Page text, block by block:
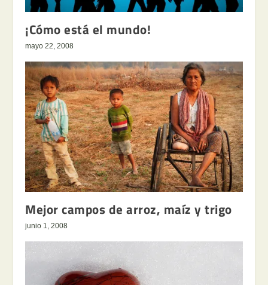
¡Cómo está el mundo!
mayo 22, 2008
Mejor campos de arroz, maíz y trigo
junio 1, 2008